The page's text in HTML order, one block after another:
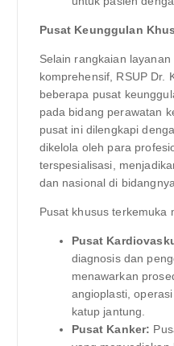
Pusat Keunggulan
Selain rangkaian
komprehensif, RSUP Dr.
beberapa pusat
pada bidang perawatan
pusat ini dilengkapi
dikelola oleh para
terspesialisasi,
dan nasional di
Pusat khusus terkemuka
Pusat
diagnosis dan
menawarkan
angioplasti,
katup jantung.
Pusat Kanker: